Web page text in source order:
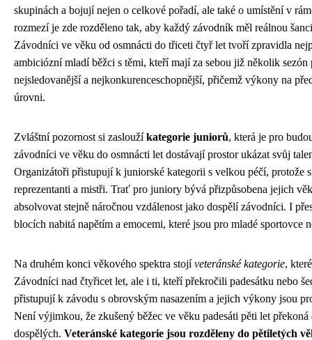
skupinách a bojují nejen o celkové pořadí, ale také o umístění v
rozmezí je zde rozděleno tak, aby každý závodník měl reálnou
Závodníci ve věku od osmnácti do třiceti čtyř let tvoří zpravidla
ambiciózní mladí běžci s těmi, kteří mají za sebou již několik
nejsledovanější a nejkonkurenceschopnější, přičemž výkony na
úrovni.
Zvláštní pozornost si zasloužíkategorie juniorů, která je pro
závodníci ve věku do osmnácti let dostávají prostor ukázat svůj
Organizátoři přistupují k juniorské kategorii s velkou péčí, protože
reprezentanti a mistři. Trať pro juniory bývá přizpůsobena jejich
absolvovat stejně náročnou vzdálenost jako dospělí závodníci. I
blocích nabitá napětím a emocemi, které jsou pro mladé sportovce
Na druhém konci věkového spektra stojíveteránské kategorie,
Závodníci nad čtyřicet let, ale i ti, kteří překročili padesátku nebo
přistupují k závodu s obrovským nasazením a jejich výkony jsou
Není výjimkou, že zkušený běžec ve věku padesáti pěti let
dospělých. Veteránské kategorie jsou rozděleny do pětiletých